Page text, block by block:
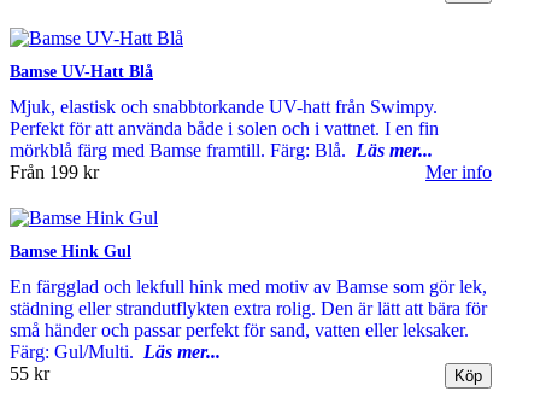
Bamse UV-Hatt Blå
Mjuk, elastisk och snabbtorkande UV-hatt från Swimpy.
Perfekt för att använda både i solen och i vattnet. I en fin
mörkblå färg med Bamse framtill. Färg: Blå. Läs mer...
Från 199 kr Mer info
Bamse Hink Gul
En färgglad och lekfull hink med motiv av Bamse som gör lek,
städning eller strandutflykten extra rolig. Den är lätt att bära för
små händer och passar perfekt för sand, vatten eller leksaker.
Färg: Gul/Multi. Läs mer...
55 kr